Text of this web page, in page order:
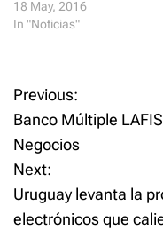
18 May, 2016
In "Noticias"
P
o
s
t
Previous:
Banco Múltiple
Negocios
Next:
Uruguay levanta la
electrónicos que